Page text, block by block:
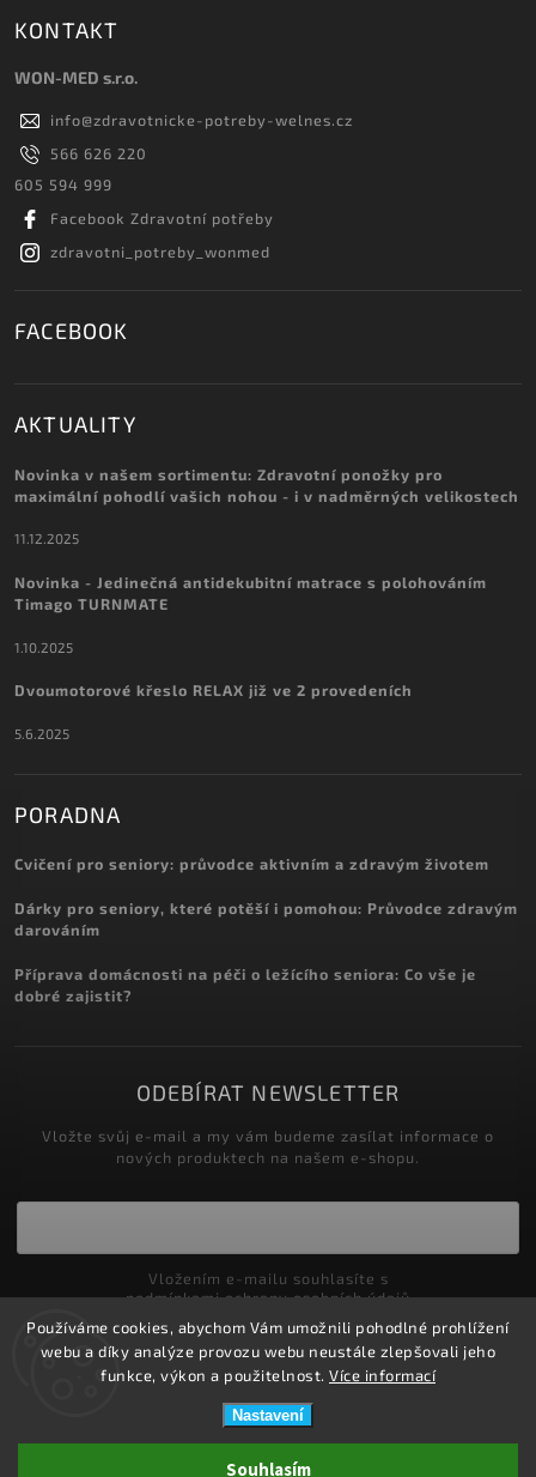
Používáme cookies, abychom Vám umožnili pohodlné prohlížení
webu a díky analýze provozu webu neustále zlepšovali jeho
funkce, výkon a použitelnost. Více informací
Nastavení
Souhlasím
KONTAKT
WON-MED s.r.o.
info@zdravotnicke-potreby-welnes.cz
566 626 220
605 594 999
Facebook Zdravotní potřeby
zdravotni_potreby_wonmed
FACEBOOK
AKTUALITY
Novinka v našem sortimentu: Zdravotní ponožky pro
maximální pohodlí vašich nohou - i v nadměrných velikostech
11.12.2025
Novinka - Jedinečná antidekubitní matrace s polohováním
Timago TURNMATE
1.10.2025
Dvoumotorové křeslo RELAX již ve 2 provedeních
5.6.2025
PORADNA
Cvičení pro seniory: průvodce aktivním a zdravým životem
Dárky pro seniory, které potěší i pomohou: Průvodce zdravým
darováním
Příprava domácnosti na péči o ležícího seniora: Co vše je
dobré zajistit?
ODEBÍRAT NEWSLETTER
Vložte svůj e-mail a my vám budeme zasílat informace o
nových produktech na našem e-shopu.
podmínkami ochrany osobních údajů
Přihlásit se
ZDRAVOTNÍ POTŘEBY DRDLOVÁ